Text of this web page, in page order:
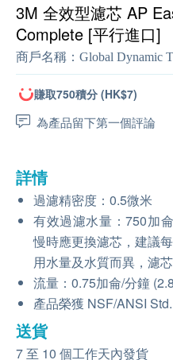
3M 全效型濾芯 AP
Complete [平行進口]
商戶名稱： Global Dynamic
賺取750積分 (HK$7)
為產品留下第一個評論
詳情
過濾精密度：0.5微米
有效過濾水量：750加
慢時應更換濾芯，建議
用水量及水質而異，濾
流量：0.75加侖/分鐘
產品榮獲 NSF/ANSI
送貨
7 至 10 個工作天內發貨